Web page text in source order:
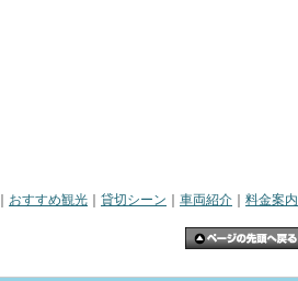
｜ おすすめ観光 ｜ 貸切シーン ｜ 車両紹介 ｜ 料金案内